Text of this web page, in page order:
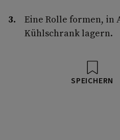
Eine Rolle formen,
Kühlschrank lagern.
SPEICHERN